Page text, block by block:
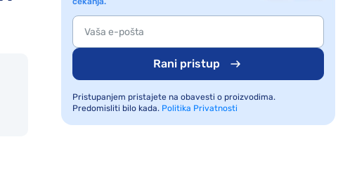
Rani pristup
Pristupanjem pristajete na obavesti o proizvodima.
Predomisliti bilo kada. Politika Privatnosti